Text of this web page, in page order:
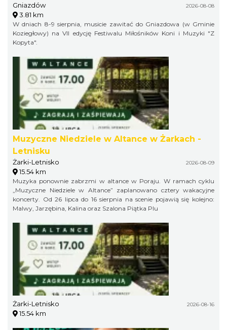
Gniazdów 2026-08-08
3.81 km
W dniach 8-9 sierpnia, musicie zawitać do Gniazdowa (w Gminie
Koziegłowy) na VII edycję Festiwalu Miłośników Koni i Muzyki "Z
Kopyta".
Muzyczne Niedziele w Altance w Żarkach -
Letnisku
Żarki-Letnisko 2026-08-09
15.54 km
Muzyka ponownie zabrzmi w altance w Poraju. W ramach cyklu
„Muzyczne Niedziele w Altance” zaplanowano cztery wakacyjne
koncerty. Od 26 lipca do 16 sierpnia na scenie pojawią się kolejno:
Malwy, Jarzębina, Kalina oraz Szalona Piątka Plu
Żarki-Letnisko 2026-08-16
15.54 km